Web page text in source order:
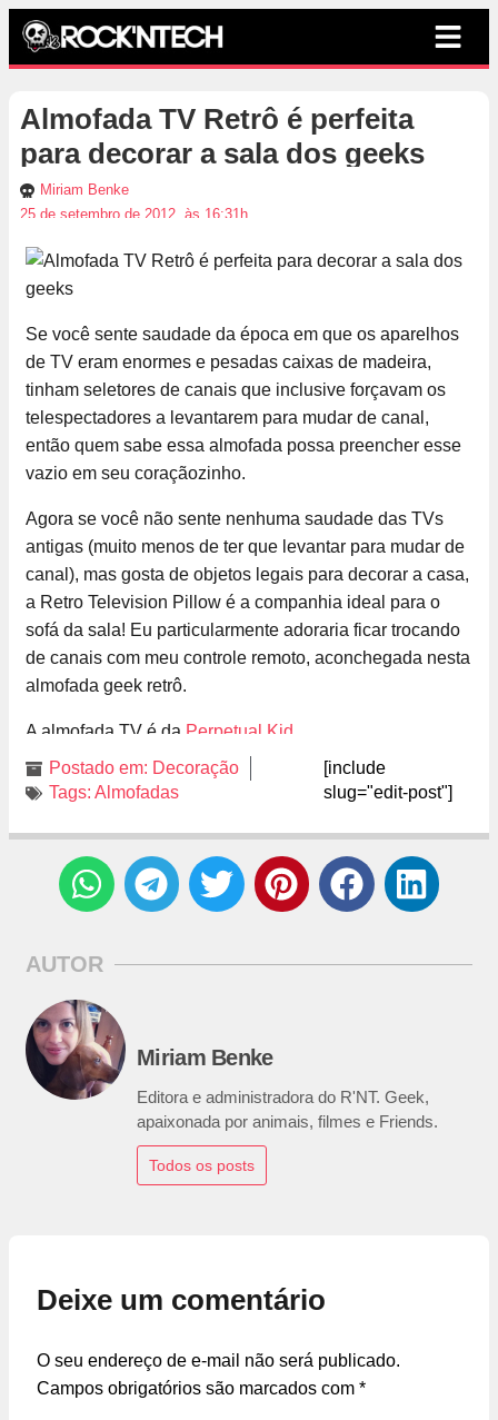
Almofada TV Retrô é perfeita
para decorar a sala dos geeks
Miriam Benke
25 de setembro de 2012, às 16:31h
Se você sente saudade da época em que os aparelhos
de TV eram enormes e pesadas caixas de madeira,
tinham seletores de canais que inclusive forçavam os
telespectadores a levantarem para mudar de canal,
então quem sabe essa almofada possa preencher esse
vazio em seu coraçãozinho.
Agora se você não sente nenhuma saudade das TVs
antigas (muito menos de ter que levantar para mudar de
canal), mas gosta de objetos legais para decorar a casa,
a Retro Television Pillow é a companhia ideal para o
sofá da sala! Eu particularmente adoraria ficar trocando
de canais com meu controle remoto, aconchegada nesta
almofada geek retrô.
A almofada TV é da Perpetual Kid
Postado em: Decoração
Tags: Almofadas
[include
slug="edit-post"]
AUTOR
Miriam Benke
Editora e administradora do R'NT. Geek,
apaixonada por animais, filmes e Friends.
Todos os posts
Deixe um comentário
O seu endereço de e-mail não será publicado.
Campos obrigatórios são marcados com *